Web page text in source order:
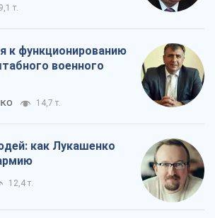
9,1 т.
к функционированию
военного
14,7 т.
как Лукашенко
12,4 т.